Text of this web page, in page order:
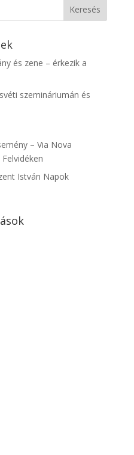
és zene – érkezik a
szemináriumán és
– Via Nova
István Napok